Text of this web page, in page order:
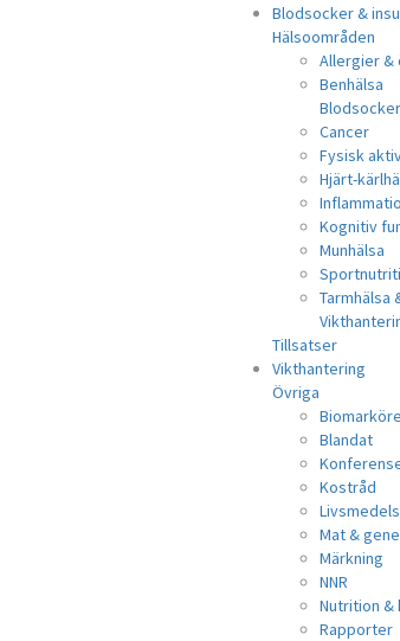
Blodsocker &
Hälsoområden
Allergier &
Benhälsa
Cancer
Fysisk
Hjärt-
Kognitiv
Munhälsa
Tarmhälsa
Tillsatser
Vikthantering
Övriga
Blandat
Kostråd
Mat &
Märkning
NNR
Nutrition &
Rapporter